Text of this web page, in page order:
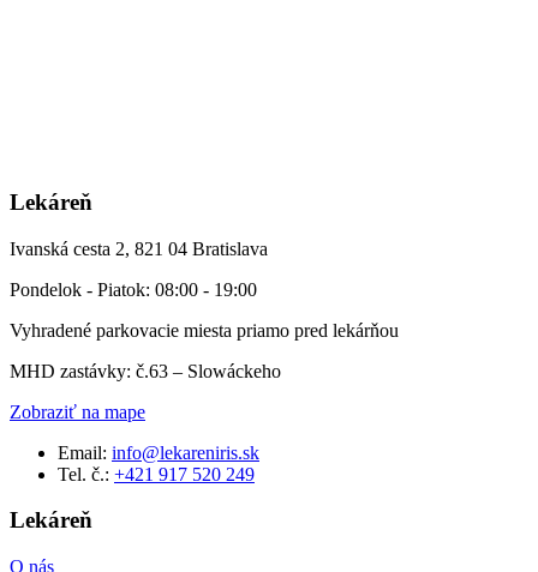
Lekáreň
Ivanská cesta 2, 821 04 Bratislava
Pondelok - Piatok: 08:00 - 19:00
Vyhradené parkovacie miesta priamo pred lekárňou
MHD zastávky: č.63 – Slowáckeho
Zobraziť na mape
Email: info@lekareniris.sk
Tel. č.: +421 917 520 249
Lekáreň
O nás